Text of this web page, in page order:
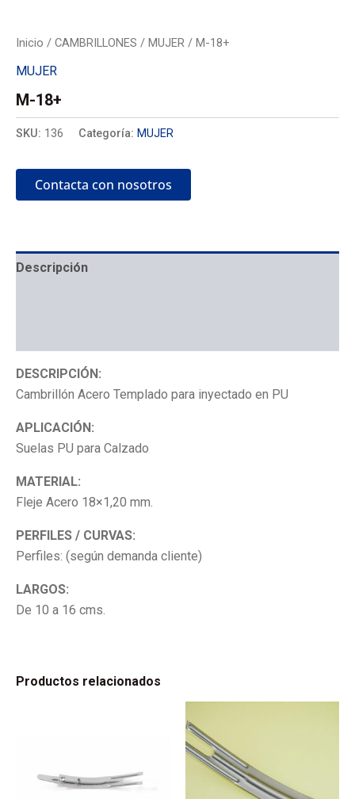
Inicio / CAMBRILLONES / MUJER / M-18+
MUJER
M-18+
SKU: 136 Categoría: MUJER
Contacta con nosotros
Descripción
DESCRIPCIÓN:
Cambrillón Acero Templado para inyectado en PU
APLICACIÓN:
Suelas PU para Calzado
MATERIAL:
Fleje Acero 18×1,20 mm.
PERFILES / CURVAS:
Perfiles: (según demanda cliente)
LARGOS:
De 10 a 16 cms.
Productos relacionados